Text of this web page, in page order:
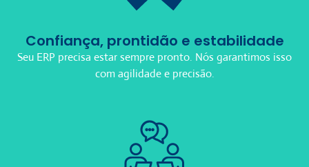
Confiança, prontidão e estabilidade
Seu ERP precisa estar sempre pronto. Nós garantimos isso
com agilidade e precisão.